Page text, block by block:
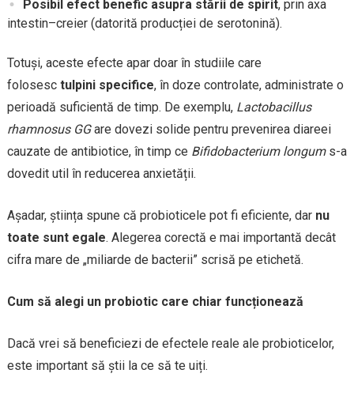
Posibil efect benefic asupra stării de spirit, prin axa
intestin–creier (datorită producției de serotonină).
Totuși, aceste efecte apar doar în studiile care
folosesc tulpini specifice, în doze controlate, administrate o
perioadă suficientă de timp. De exemplu, Lactobacillus
rhamnosus GGare dovezi solide pentru prevenirea diareei
cauzate de antibiotice, în timp ce Bifidobacterium longums-a
dovedit util în reducerea anxietății.
Așadar, știința spune că probioticele pot fi eficiente, dar nu
toate sunt egale. Alegerea corectă e mai importantă decât
cifra mare de „miliarde de bacterii” scrisă pe etichetă.
Cum să alegi un probiotic care chiar funcționează
Dacă vrei să beneficiezi de efectele reale ale probioticelor,
este important să știi la ce să te uiți.